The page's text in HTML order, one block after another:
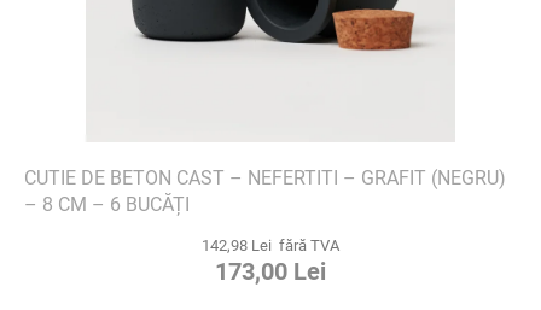
CUTIE DE BETON CAST – NEFERTITI – GRAFIT (NEGRU)
– 8 CM – 6 BUCĂȚI
142,98 Lei fără TVA
173,00 Lei